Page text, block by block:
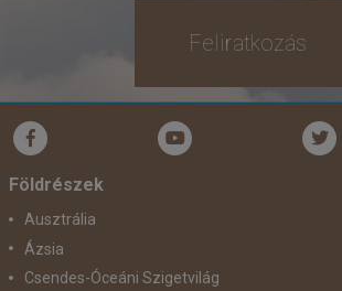
Feliratkozás
Földrészek
Ausztrália
Ázsia
Csendes-Óceáni Szigetvilág